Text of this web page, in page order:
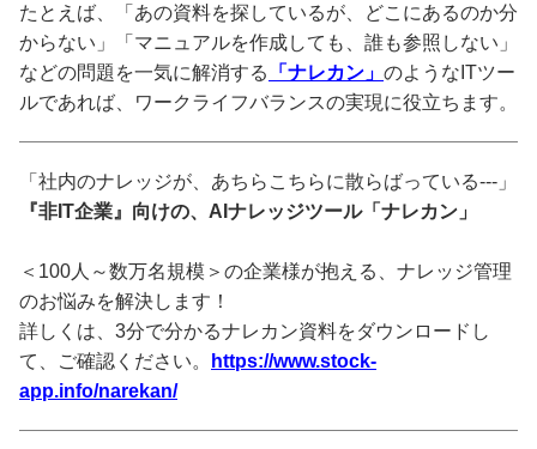
たとえば、「あの資料を探しているが、どこにあるのか分
からない」「マニュアルを作成しても、誰も参照しない」
などの問題を一気に解消する
「ナレカン」 のようなITツー
ルであれば、ワークライフバランスの実現に役立ちます。
「社内のナレッジが、あちらこちらに散らばっている---」
『非IT企業』向けの、AIナレッジツール「ナレカン」
＜100人～数万名規模＞の企業様が抱える、ナレッジ管理
のお悩みを解決します！
詳しくは、3分で分かるナレカン資料をダウンロードし
て、ご確認ください。
https://www.stock-
app.info/narekan/